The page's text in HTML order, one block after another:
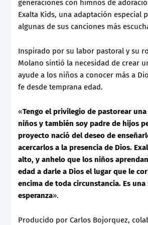
generaciones con himnos de
Exalta Kids, una adaptación especial
algunas de sus canciones más
Inspirado por su labor pastoral y su
Molano sintió la necesidad de crear
ayude a los niños a conocer más a
fe desde temprana edad.
«Tengo el privilegio de pastorear
niños y también soy padre de hijos
proyecto nació del deseo de
acercarlos a la presencia de Dios.
alto, y anhelo que los niños
edad a darle a Dios el lugar que le
encima de toda circunstancia. Es
esperanza».
Producido por Carlos Bojorquez,